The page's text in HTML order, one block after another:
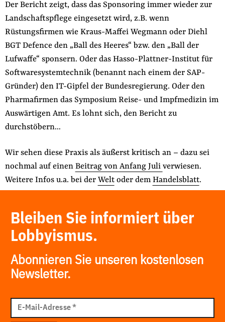
Der Bericht zeigt, dass das Sponsoring immer wieder zur
Landschaftspflege eingesetzt wird, z.B. wenn
Rüstungsfirmen wie Kraus-Maffei Wegmann oder Diehl
BGT Defence den „Ball des Heeres“ bzw. den „Ball der
Lufwaffe“ sponsern. Oder das Hasso-Plattner-Institut für
Softwaresystemtechnik (benannt nach einem der SAP-
Gründer) den IT-Gipfel der Bundesregierung. Oder den
Pharmafirmen das Symposium Reise- und Impfmedizin im
Auswärtigen Amt. Es lohnt sich, den Bericht zu
durchstöbern…
Wir sehen diese Praxis als äußerst kritisch an – dazu sei
nochmal auf einen Beitrag von Anfang Juli verwiesen.
Weitere Infos u.a. bei der Weltoder dem Handelsblatt.
Bleiben Sie informiert über
Lobbyismus.
Abonnieren Sie unseren kostenlosen
Newsletter.
MailE-Mail-Adresse*